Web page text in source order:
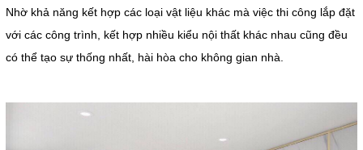
Nhờ khả năng kết hợp các loại vật liệu khác mà việc thi công lắp đặt
với các công trình, kết hợp nhiều kiểu nội thất khác nhau cũng đều
có thể tạo sự thống nhất, hài hòa cho không gian nhà.